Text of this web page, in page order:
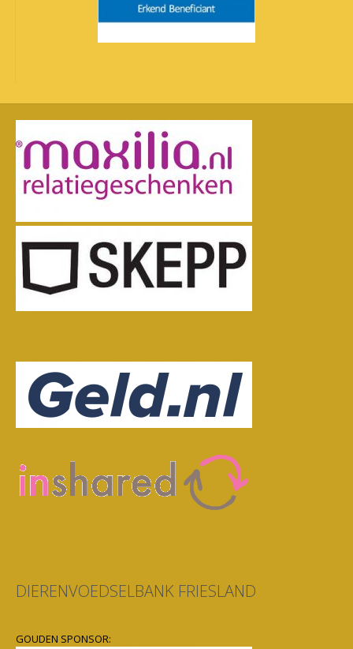
DIERENVOEDSELBANK FRIESLAND
GOUDEN SPONSOR: